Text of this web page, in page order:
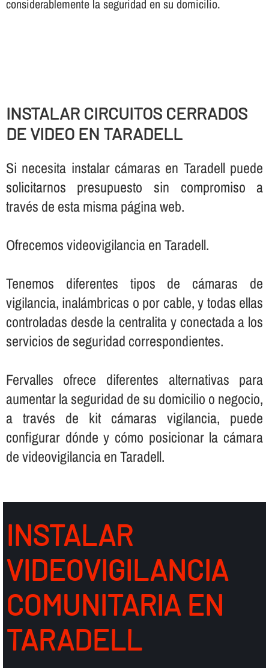
considerablemente la seguridad en su domicilio.
INSTALAR CIRCUITOS CERRADOS
DE VIDEO EN TARADELL
Si necesita instalar cámaras en Taradell puede
solicitarnos presupuesto sin compromiso a
través de esta misma página web.
Ofrecemos videovigilancia en Taradell.
Tenemos diferentes tipos de cámaras de
vigilancia, inalámbricas o por cable, y todas ellas
controladas desde la centralita y conectada a los
servicios de seguridad correspondientes.
Fervalles ofrece diferentes alternativas para
aumentar la seguridad de su domicilio o negocio,
a través de kit cámaras vigilancia, puede
configurar dónde y cómo posicionar la cámara
de videovigilancia en Taradell.
INSTALAR
VIDEOVIGILANCIA
COMUNITARIA EN
TARADELL